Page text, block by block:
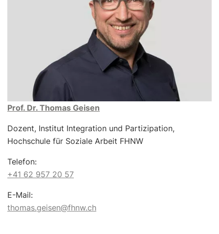
Prof. Dr. Thomas Geisen
Dozent, Institut Integration und Partizipation,
Hochschule für Soziale Arbeit FHNW
Telefon:
+41 62 957 20 57
E-Mail:
thomas.geisen@fhnw.ch